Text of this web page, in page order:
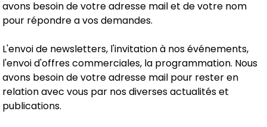
avons besoin de votre adresse mail et de votre nom
pour répondre a vos demandes.
L'envoi de newsletters, l'invitation à nos événements,
l'envoi d'offres commerciales, la programmation. Nous
avons besoin de votre adresse mail pour rester en
relation avec vous par nos diverses actualités et
publications.